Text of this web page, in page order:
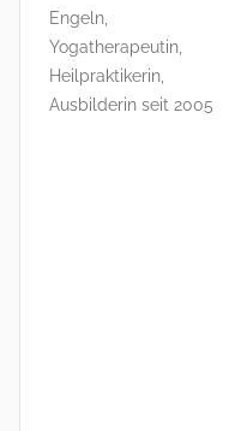
Engeln,
Yogatherapeutin,
Heilpraktikerin,
Ausbilderin seit 2005